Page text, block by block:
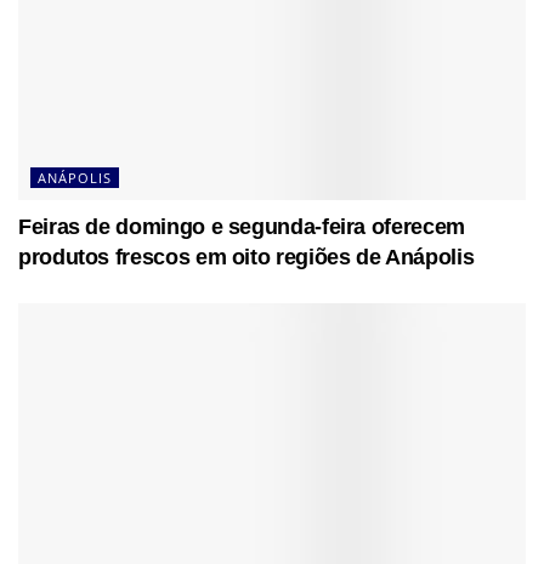
ANÁPOLIS
Feiras de domingo e segunda-feira oferecem
produtos frescos em oito regiões de Anápolis